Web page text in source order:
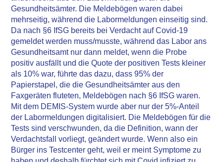
Gesundheitsämter. Die Meldebögen waren dabei
mehrseitig, während die Labormeldungen einseitig sind.
Da nach §6 IfSG bereits bei Verdacht auf Covid-19
gemeldet werden muss/musste, während das Labor ans
Gesundheitsamt nur dann meldet, wenn die Probe
positiv ausfällt und die Quote der positiven Tests kleiner
als 10% war, führte das dazu, dass 95% der
Papierstapel, die die Gesundheitsämter aus den
Faxgeräten fluteten, Meldebögen nach §6 IfSG waren.
Mit dem DEMIS-System wurde aber nur der 5%-Anteil
der Labormeldungen digitalisiert. Die Meldebögen für die
Tests sind verschwunden, da die Definition, wann der
Verdachtsfall vorliegt, geändert wurde. Wenn also ein
Bürger ins Testcenter geht, weil er meint Symptome zu